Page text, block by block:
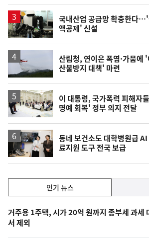
국내산업 공급망 확충한다
액공제' 신설
산림청, 연이은 폭염·가뭄에
산불방지 대책' 마련
이 대통령, 국가폭력 피해자
명예 회복' 정부 의지 전달
동네 보건소도 대학병원급
료지원 도구 전국 보급
기,
최
신,
인기 뉴스
기
뉴
스
거주용 1주택, 시가 20억 원까지 종부세 과세
서 제외